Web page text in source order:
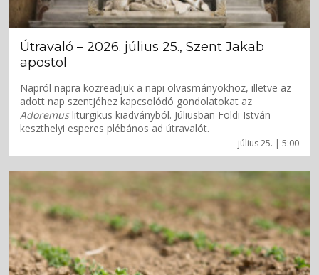
július 25. | 5:00
Útravaló – 2026. július 25., Szent Jakab
apostol
Napról napra közreadjuk a napi olvasmányokhoz, illetve az
adott nap szentjéhez kapcsolódó gondolatokat az
Adoremusliturgikus kiadványból. Júliusban Földi István
keszthelyi esperes plébános ad útravalót.